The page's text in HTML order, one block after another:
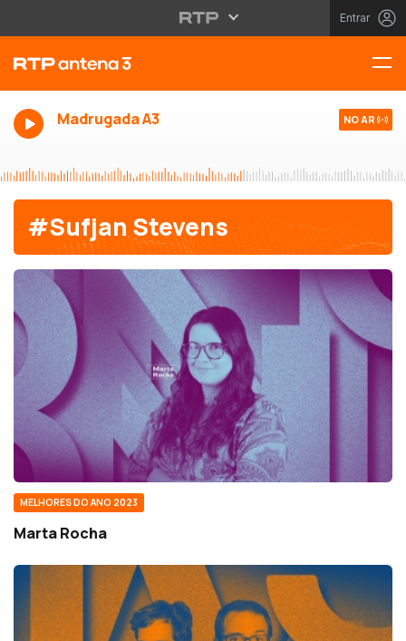
Entrar
Madrugada A3 NO AR
#Sufjan Stevens
MELHORES DO ANO 2023
Marta Rocha